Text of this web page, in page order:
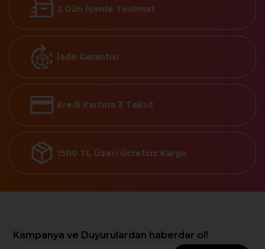
2 Gün İçinde Teslimat
İade Garantisi
Kredi Kartına 3 Taksit
1500 TL Üzeri Ücretsiz Kargo
Kampanya ve Duyurulardan haberdar ol!